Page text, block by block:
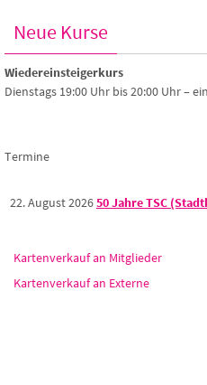
Neue Kurse
Wiedereinsteigerkurs
Dienstags 19:00 Uhr bis 20:00 Uhr –
Termine
22. August 202650 Jahre TSC
Kartenverkauf an Mitglieder
Kartenverkauf an Externe